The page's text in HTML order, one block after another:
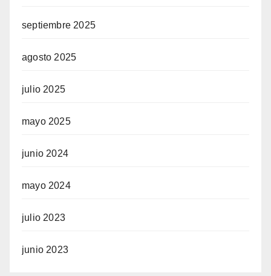
septiembre 2025
agosto 2025
julio 2025
mayo 2025
junio 2024
mayo 2024
julio 2023
junio 2023